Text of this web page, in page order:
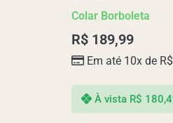
Colar Borboleta
R$ 189,99
Em até 10x de R$
À vista R$